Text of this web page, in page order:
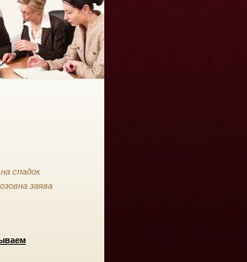
спадок
заява